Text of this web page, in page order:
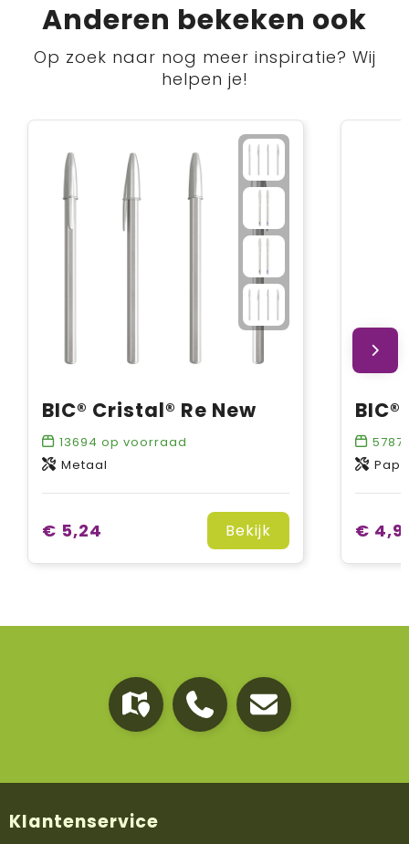
Anderen bekeken ook
Op zoek naar nog meer inspiratie? Wij
helpen je!
BIC® Cristal® Re New
13694 op voorraad
Metaal
€ 5,24 Bekijk
5787
€
Klantenservice